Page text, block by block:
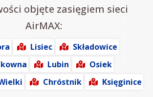
objęte zasięgiem sieci
AirMAX:
Lisiec
Składowice
Lubin
Osiek
Chróstnik Księginice